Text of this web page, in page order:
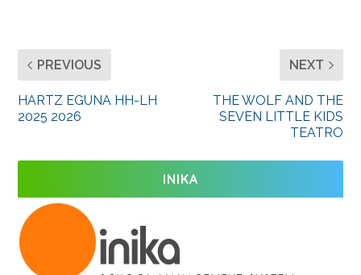
PREVIOUS
HARTZ EGUNA HH-LH
2025 2026
NEXT
THE WOLF AND THE
SEVEN LITTLE KIDS
TEATRO
INIKA